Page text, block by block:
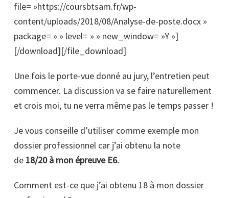
file= »https://coursbtsam.fr/wp-
content/uploads/2018/08/Analyse-de-poste.docx »
package= » » level= » » new_window= »Y »]
[/download][/file_download]
Une fois le porte-vue donné au jury, l’entretien peut
commencer. La discussion va se faire naturellement
et crois moi, tu ne verra même pas le temps passer !
Je vous conseille d’utiliser comme exemple mon
dossier professionnel car j’ai obtenu la note
de 18/20 à mon épreuve E6.
Comment est-ce que j’ai obtenu 18 à mon dossier